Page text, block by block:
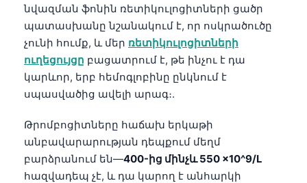
նվազման ֆոնին ռետիկուլոցիտների ցածր
պատասխանը նշանակում է, որ ոսկրածուծը
չունի հումք, և մեր ռետիկուլոցիտների
ուղեցույցը բացատրում է, թե ինչու է դա
կարևոր, երբ հեմոգլոբինը ընկնում է
սպասվածից ավելի արագ։.
Թրոմբոցիտները հաճախ երկաթի
անբավարարության դեպքում մեղմ
բարձրանում են—400-ից մինչև 550 ×10^9/L
հազվադեպ չէ, և դա կարող է անհարկի
Français
עִבְרִית
Italiano
Português
Ελληνικά
Türkçe
Română